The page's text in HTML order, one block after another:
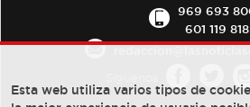
969 693
601 119 818
Esta web utiliza varios tipos de